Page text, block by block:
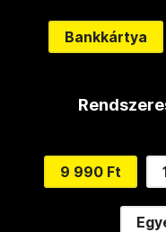
Bankkártya
9 990 Ft